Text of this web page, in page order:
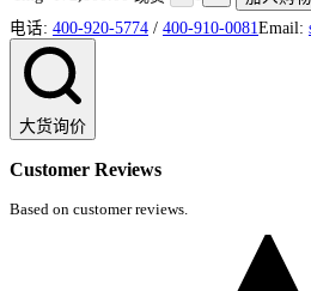
电话: 400-920-5774 / 400-910-0081 Email:
大货询价
Customer Reviews
Based on customer reviews.